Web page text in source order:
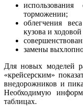
торможении;
облегчения
кузова и
замены
Для новых моделей
«крейсерским»
внедорожников и
Необходимую
таблицах.